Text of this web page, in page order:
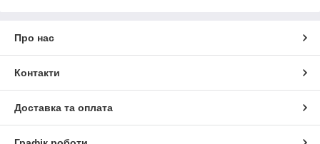
Про нас
Контакти
Доставка та оплата